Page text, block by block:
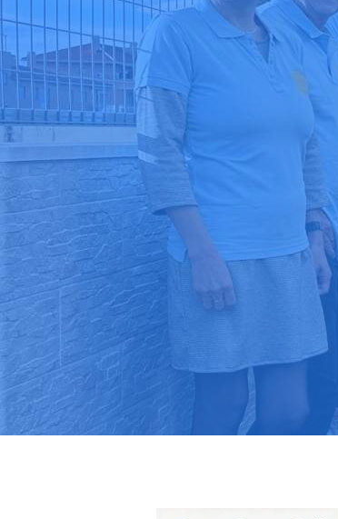
Tu hogar
Pide